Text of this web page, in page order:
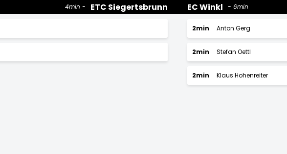
ETC Siegertsbrunn
4min EC Winkl 6min
2min Anton Gerg
2min Stefan Oettl
2min Klaus Hohenreiter